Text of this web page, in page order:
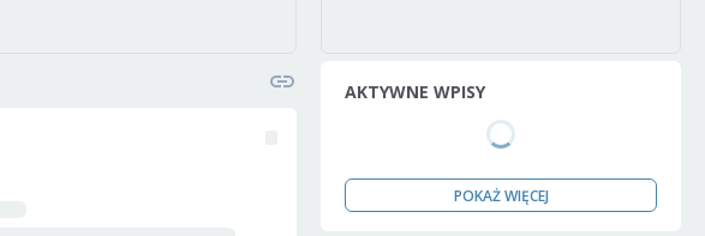
AKTYWNE WPISY
POKAŻ WIĘCEJ